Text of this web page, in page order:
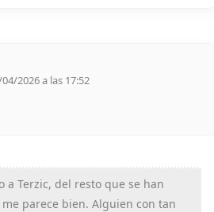
2026 a las 17:52
a Terzic, del resto que se han
parece bien. Alguien con tan